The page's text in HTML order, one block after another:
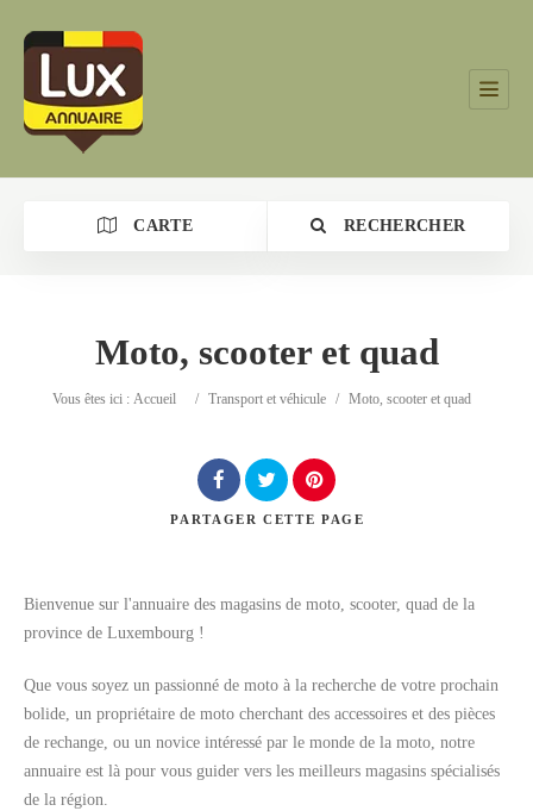
CARTE RECHERCHER
Catégorie
Moto, scooter et quad
Vous êtes ici : Accueil / Transport et véhicule / Moto, scooter et quad
PARTAGER CETTE PAGE
Bienvenue sur l'annuaire des magasins de moto, scooter, quad de la
province de Luxembourg !
Que vous soyez un passionné de moto à la recherche de votre prochain
bolide, un propriétaire de moto cherchant des accessoires et des pièces
de rechange, ou un novice intéressé par le monde de la moto, notre
annuaire est là pour vous guider vers les meilleurs magasins spécialisés
de la région.